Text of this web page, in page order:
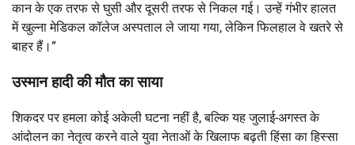
कान के एक तरफ से घुसी और दूसरी तरफ से निकल गई। उन्हें गंभीर हालत
में खुल्ना मेडिकल कॉलेज अस्पताल ले जाया गया, लेकिन फिलहाल वे खतरे से
बाहर हैं।”
उस्मान हादी की मौत का साया
शिकदर पर हमला कोई अकेली घटना नहीं है, बल्कि यह जुलाई-अगस्त के
आंदोलन का नेतृत्व करने वाले युवा नेताओं के खिलाफ बढ़ती हिंसा का हिस्सा